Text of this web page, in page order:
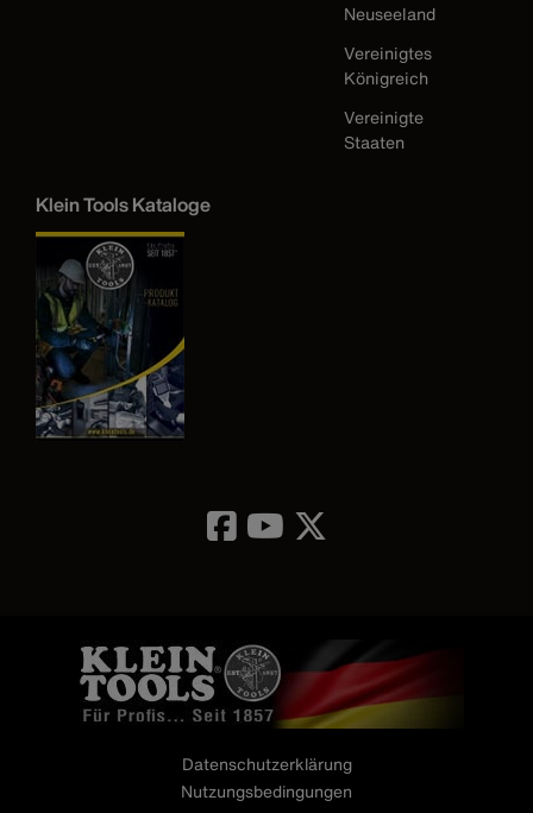
Neuseeland
Vereinigtes
Königreich
Vereinigte
Staaten
Klein Tools Kataloge
Datenschutzerklärung
Nutzungsbedingungen